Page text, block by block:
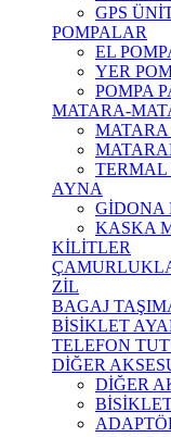
GPS
POMPALAR
EL
YER
POMPA
MATARA-
TERMAL
AYNA
GİDONA
KASKA
KİLİTLER
ZİL
BAGAJ
BİSİKLET
TELEFON
DİĞER
DİĞER